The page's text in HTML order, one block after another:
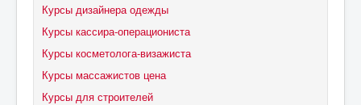
Курсы дизайнера одежды
Курсы кассира-операциониста
Курсы косметолога-визажиста
Курсы массажистов цена
Курсы для строителей